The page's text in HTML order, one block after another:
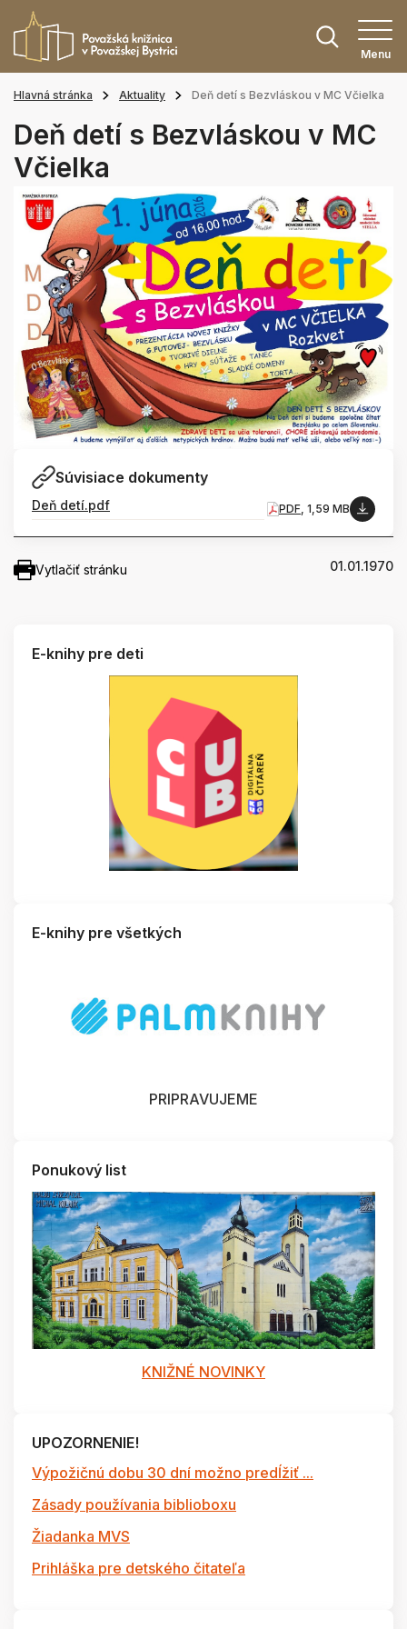
Menu
Hlavná stránka Aktuality Deň detí s Bezvláskou v MC Včielka
Deň detí s Bezvláskou v MC
Včielka
Súvisiace dokumenty
Deň detí.pdf PDF , 1,59 MB
Vytlačiť stránku 01.01.1970
E-knihy pre deti
E-knihy pre všetkých
PRIPRAVUJEME
Ponukový list
KNIŽNÉ NOVINKY
UPOZORNENIE!
Výpožičnú dobu 30 dní možno predĺžiť ...
Zásady používania biblioboxu
Žiadanka MVS
Prihláška pre detského čitateľa